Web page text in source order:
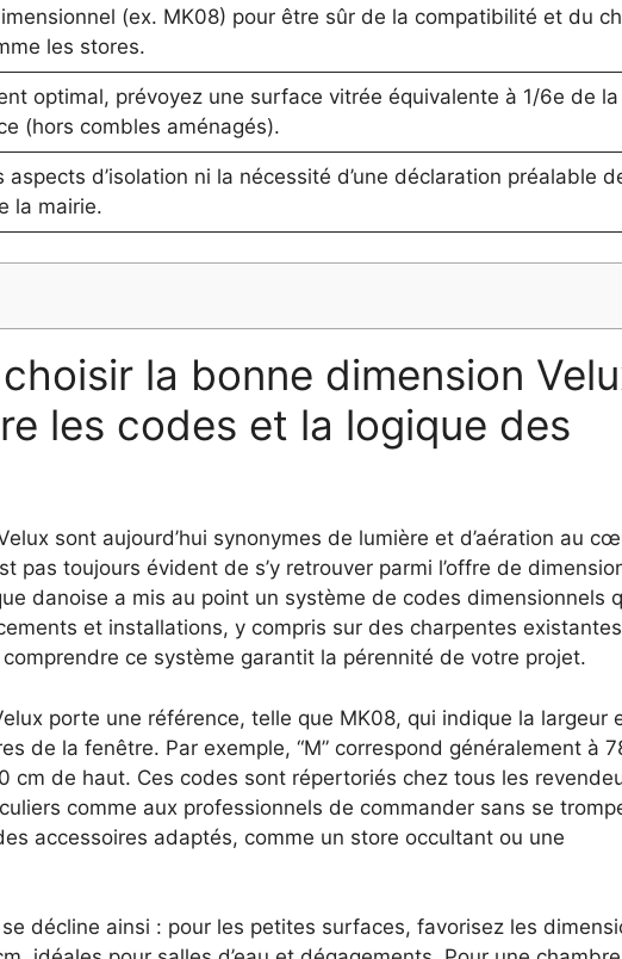
(ex. MK08) pour être sûr de la compatibilité et du
les stores.
optimal, prévoyez une surface vitrée équivalente à 1/6e de la
(hors combles aménagés).
aspects d’isolation ni la nécessité d’une déclaration préalable
la mairie.
la bonne dimension
les codes et la logique des
sont aujourd’hui synonymes de lumière et d’aération au
pas toujours évident de s’y retrouver parmi l’offre de
danoise a mis au point un système de codes dimensionnels
et installations, y compris sur des charpentes
ce système garantit la pérennité de votre projet.
porte une référence, telle que MK08, qui indique la largeur
de la fenêtre. Par exemple, “M” correspond généralement à
cm de haut. Ces codes sont répertoriés chez tous les
comme aux professionnels de commander sans se
accessoires adaptés, comme un store occultant ou une
décline ainsi : pour les petites surfaces, favorisez les